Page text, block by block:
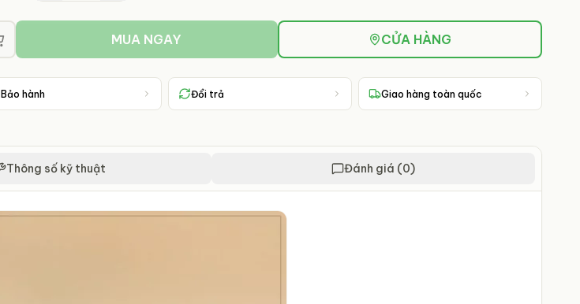
MUA NGAY CỬA HÀNG
Bảo hành Đổi trả Giao hàng toàn quốc
Thông số kỹ thuật Đánh giá (0)